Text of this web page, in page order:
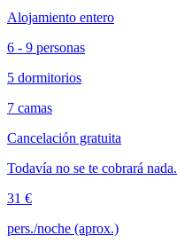
Alojamiento entero
6 - 9 personas
5 dormitorios
7 camas
Cancelación gratuita
Todavía no se te cobrará nada.
31 €
pers./noche (aprox.)